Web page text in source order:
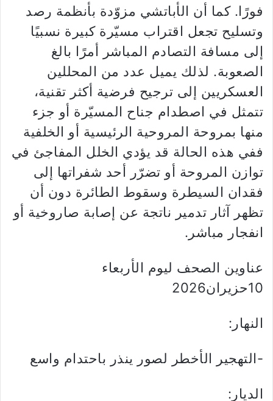
فورًا. كما أن الأباتشي مزوّدة بأنظمة رصد
وتسليح تجعل اقتراب مسيّرة كبيرة نسبيًا
إلى مسافة التصادم المباشر أمرًا بالغ
الصعوبة. لذلك يميل عدد من المحللين
العسكريين إلى ترجيح فرضية أكثر تقنية،
تتمثل في اصطدام جناح المسيّرة أو جزء
منها بمروحة المروحية الرئيسية أو الخلفية
ففي هذه الحالة قد يؤدي الخلل المفاجئ في
توازن المروحة أو تضرّر أحد شفراتها إلى
فقدان السيطرة وسقوط الطائرة دون أن
تظهر آثار تدمير ناتجة عن إصابة صاروخية أو
انفجار مباشر.
عناوين الصحف ليوم الأربعاء
10حزيران2026
النهار:
-التهجير الأخطر لصور ينذر باحتدام واسع
الديار: